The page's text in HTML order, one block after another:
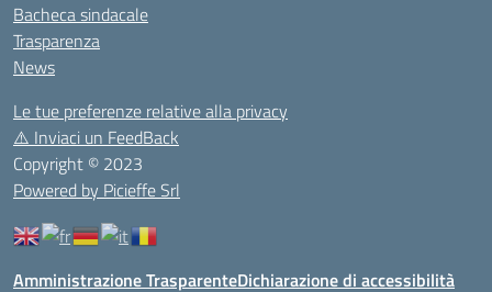
Bacheca sindacale
Trasparenza
News
Le tue preferenze relative alla privacy
⚠️ Inviaci un FeedBack
Copyright © 2023
Powered by Picieffe Srl
Amministrazione TrasparenteDichiarazione di accessibilità